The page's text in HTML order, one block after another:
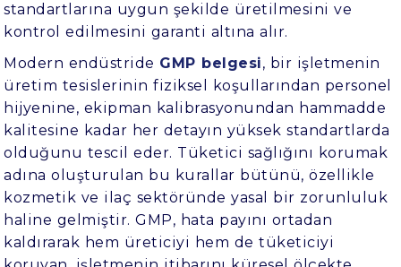
standartlarına uygun şekilde üretilmesini ve
kontrol edilmesini garanti altına alır.
Modern endüstride GMP belgesi, bir işletmenin
üretim tesislerinin fiziksel koşullarından personel
hijyenine, ekipman kalibrasyonundan hammadde
kalitesine kadar her detayın yüksek standartlarda
olduğunu tescil eder. Tüketici sağlığını korumak
adına oluşturulan bu kurallar bütünü, özellikle
kozmetik ve ilaç sektöründe yasal bir zorunluluk
haline gelmiştir. GMP, hata payını ortadan
kaldırarak hem üreticiyi hem de tüketiciyi